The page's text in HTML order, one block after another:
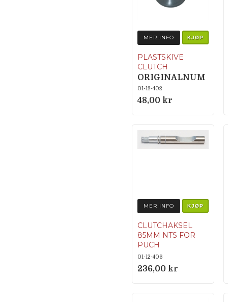
MER INFO KJØP
PLASTSKIVE
CLUTCH
ORIGINALNUM
MER
350.1.12.019.1
01-12-402
48,00 kr
MER INFO KJØP
CLUTCHAKSEL
85MM NTS FOR
PUCH
ORIGINALNUM
MER
01-12-406
236,00 kr